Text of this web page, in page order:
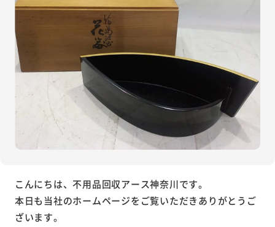
こんにちは、不用品回収アース神奈川です。
本日も当社のホームページをご覧いただきありがとうご
ざいます。